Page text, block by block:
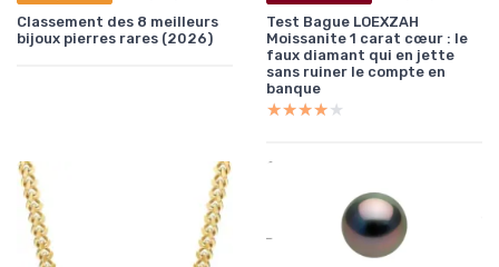
Classement des 8 meilleurs
bijoux pierres rares (2026)
Test Bague LOEXZAH
Moissanite 1 carat cœur : le
faux diamant qui en jette
sans ruiner le compte en
banque
★★★★★
★★★★★